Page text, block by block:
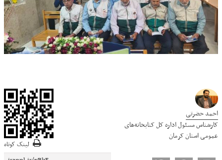
احمد حضرتی
کارشناس مسئول اداره کل کتابخانه‌های
عمومی استان کرمان
لینک کوتاه